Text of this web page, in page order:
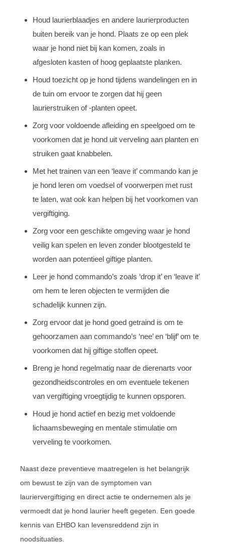
Houd laurierblaadjes en andere laurierproducten
buiten bereik van je hond. Plaats ze op een plek
waar je hond niet bij kan komen, zoals in
afgesloten kasten of hoog geplaatste planken.
Houd toezicht op je hond tijdens wandelingen en in
de tuin om ervoor te zorgen dat hij geen
laurierstruiken of -planten opeet.
Zorg voor voldoende afleiding en speelgoed om te
voorkomen dat je hond uit verveling aan planten en
struiken gaat knabbelen.
Met het trainen van een ‘leave it’ commando kan je
je hond leren om voedsel of voorwerpen met rust
te laten, wat ook kan helpen bij het voorkomen van
vergiftiging.
Zorg voor een geschikte omgeving waar je hond
veilig kan spelen en leven zonder blootgesteld te
worden aan potentieel giftige planten.
Leer je hond commando’s zoals ‘drop it’ en ‘leave it’
om hem te leren objecten te vermijden die
schadelijk kunnen zijn.
Zorg ervoor dat je hond goed getraind is om te
gehoorzamen aan commando’s ‘nee’ en ‘blijf’ om te
voorkomen dat hij giftige stoffen opeet.
Breng je hond regelmatig naar de dierenarts voor
gezondheidscontroles en om eventuele tekenen
van vergiftiging vroegtijdig te kunnen opsporen.
Houd je hond actief en bezig met voldoende
lichaamsbeweging en mentale stimulatie om
verveling te voorkomen.
Naast deze preventieve maatregelen is het belangrijk
om bewust te zijn van de symptomen van
lauriervergiftiging en direct actie te ondernemen als je
vermoedt dat je hond laurier heeft gegeten. Een goede
kennis van EHBO kan levensreddend zijn in
noodsituaties.